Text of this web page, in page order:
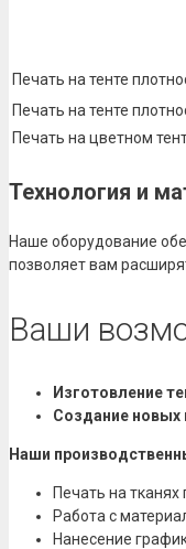
Печать на тенте
Печать на тенте
Печать на цветном
Технология и
Наше оборудование
позволяет вам
Ваши
Изготовление
Создание новых
Наши
Печать на
Работа с
Нанесение